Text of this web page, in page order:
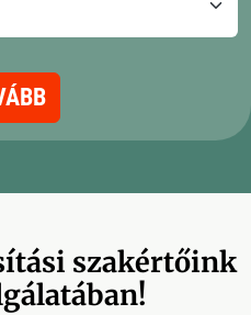
szakértőink